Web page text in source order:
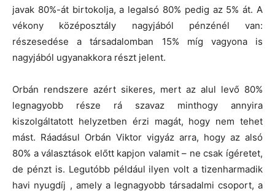
javak 80%-át birtokolja, a legalsó 80% pedig az 5% át. A
vékony középosztály nagyjából pénzénél van:
részesedése a társadalomban 15% míg vagyona is
nagyjából ugyanakkora részt jelent.
Orbán rendszere azért sikeres, mert az alul levő 80%
legnagyobb része rá szavaz minthogy annyira
kiszolgáltatott helyzetben érzi magát, hogy nem tehet
mást. Ráadásul Orbán Viktor vigyáz arra, hogy az alsó
80% a választások előtt kapjon valamit – ne csak ígéretet,
de pénzt is. Legutóbb például ilyen volt a tizenharmadik
havi nyugdíj , amely a legnagyobb társadalmi csoport, a